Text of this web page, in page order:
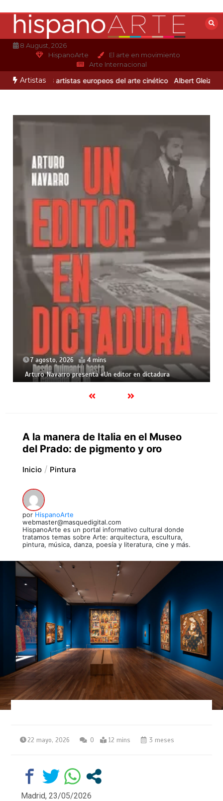
contenido
8 August, 2026
HispanoArte
El arte en movimiento
Arte Internacional
Artistas
3 artistas europeos del arte cinético Albert Gleizes: pintura y
2 mins
“Las vidas de Charly García”
A la manera de Italia en el Museo
del Prado: de pigmento y oro
Inicio Pintura
por HispanoArte
webmaster@masquedigital.com
HispanoArte es un portal informativo cultural donde
tratamos temas sobre Arte: arquitectura, escultura,
pintura, música, danza, poesía y literatura, cine y más.
22 mayo, 2026 0 12 mins 3 meses
Madrid,23/05/2026